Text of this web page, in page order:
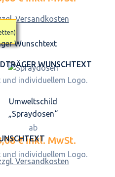
WUNSCHTEXT
individuellem Logo.
individuellem Logo.
Versandkosten
Umweltschild
„Spraydosen“
ab
€inkl. MwSt.
Versandkosten